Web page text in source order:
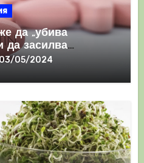
да „убива
да засилва
05/2024